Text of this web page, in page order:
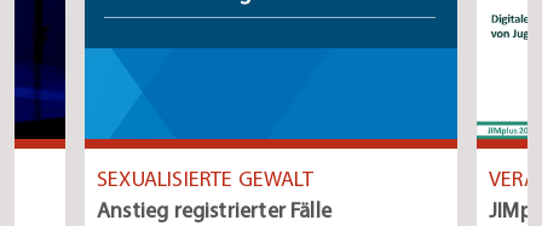
SEXUALISIERTE GEWALT
Anstieg registrierter Fälle